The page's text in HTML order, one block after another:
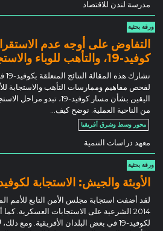
مدرسة لندن للاقتصاد
ورقة بحثية
التفاوض على أوجه عدم
كوفيد-19، والتأهب للوباء والاستجابة له في أفريقيا
لفحص مفاهيم وممارسات التأهب والاستجابة
اليقين بشأن مسار كوفيد-19،
من الناحية العملية. نوضح كيف…
محور وسط وشرق أفريقيا
معهد دراسات التنمية
ورقة بحثية
الأوبئة والجيش: الاستجابة لكوفيد-19 في
لقد أضفت استجابة مجلس الأمن التابع للأمم
2014 الشرعية على الاستجابات العسكرية.
لكوفيد-19 في بعض البلدان الأفريقية. ومع